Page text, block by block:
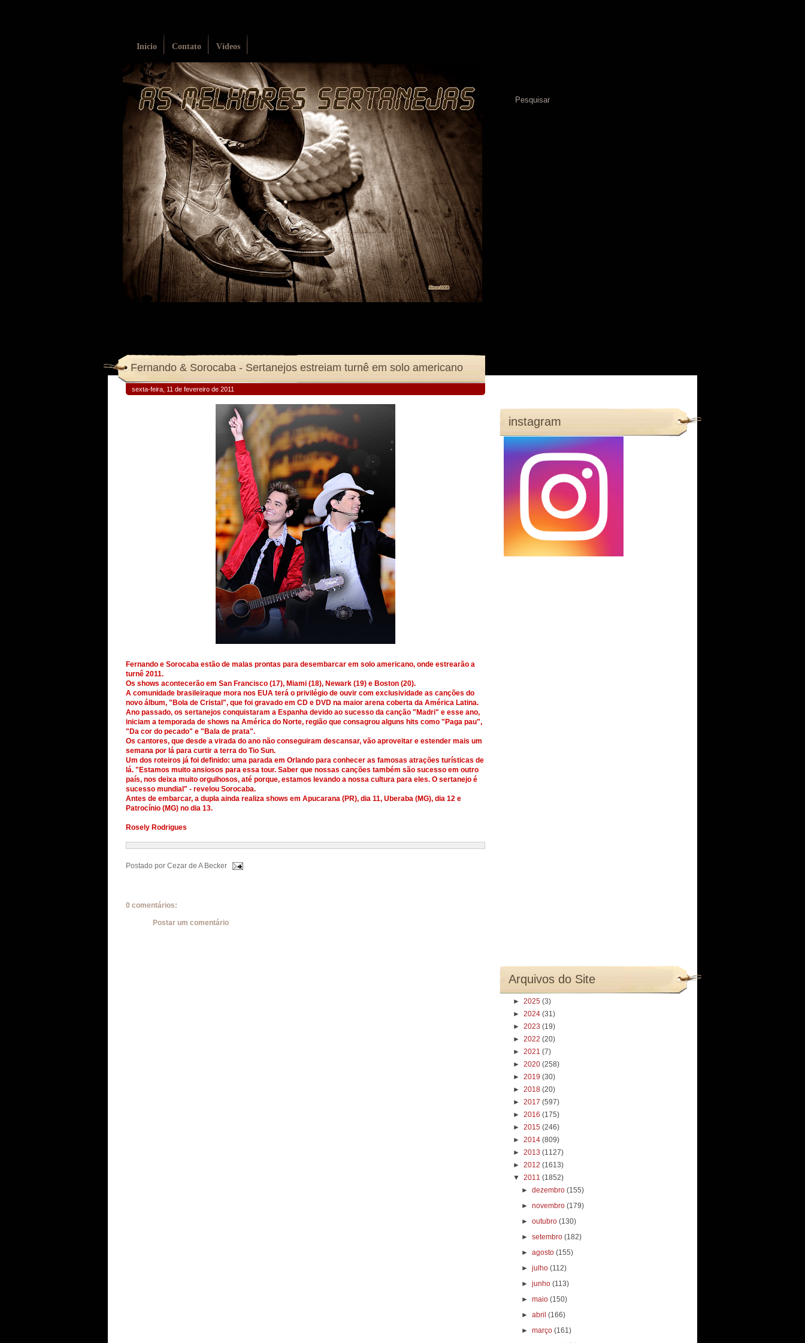
Início Contato Vídeos
Fernando & Sorocaba - Sertanejos estreiam turnê em solo americano
sexta-feira, 11 de fevereiro de 2011
Fernando e Sorocaba estão de malas prontas para desembarcar em solo americano, onde estrearão a
turnê 2011.
Os shows acontecerão em San Francisco (17), Miami (18), Newark (19) e Boston (20).
A comunidade brasileiraque mora nos EUA terá o privilégio de ouvir com exclusividade as canções do
novo álbum, "Bola de Cristal", que foi gravado em CD e DVD na maior arena coberta da América Latina.
Ano passado, os sertanejos conquistaram a Espanha devido ao sucesso da canção "Madri" e esse ano,
iniciam a temporada de shows na América do Norte, região que consagrou alguns hits como "Paga pau",
"Da cor do pecado" e "Bala de prata".
Os cantores, que desde a virada do ano não conseguiram descansar, vão aproveitar e estender mais um
semana por lá para curtir a terra do Tio Sun.
Um dos roteiros já foi definido: uma parada em Orlando para conhecer as famosas atrações turísticas de
lá. "Estamos muito ansiosos para essa tour. Saber que nossas canções também são sucesso em outro
país, nos deixa muito orgulhosos, até porque, estamos levando a nossa cultura para eles. O sertanejo é
sucesso mundial" - revelou Sorocaba.
Antes de embarcar, a dupla ainda realiza shows em Apucarana (PR), dia 11, Uberaba (MG), dia 12 e
Patrocínio (MG) no dia 13.
Rosely Rodrigues
Postado por Cezar de A Becker
0 comentários:
Postar um comentário
instagram
Arquivos do Site
► 2025 (3)
► 2024 (31)
► 2023 (19)
► 2022 (20)
► 2021 (7)
► 2020 (258)
► 2019 (30)
► 2018 (20)
► 2017 (597)
► 2016 (175)
► 2015 (246)
► 2014 (809)
► 2013 (1127)
► 2012 (1613)
▼ 2011 (1852)
►dezembro(155)
►novembro(179)
►outubro(130)
►setembro(182)
►agosto(155)
►julho(112)
►junho(113)
►maio(150)
►abril(166)
►março(161)